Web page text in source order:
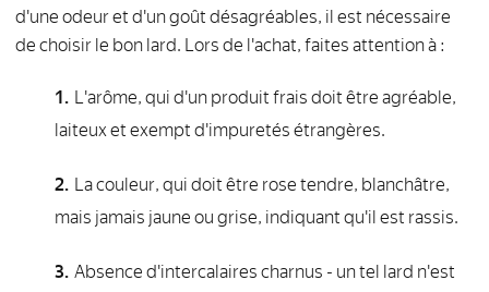
d'une odeur et d'un goût désagréables, il est nécessaire
de choisir le bon lard. Lors de l'achat, faites attention à :
L'arôme, qui d'un produit frais doit être agréable,
laiteux et exempt d'impuretés étrangères.
La couleur, qui doit être rose tendre, blanchâtre,
mais jamais jaune ou grise, indiquant qu'il est rassis.
Absence d'intercalaires charnus - un tel lard n'est